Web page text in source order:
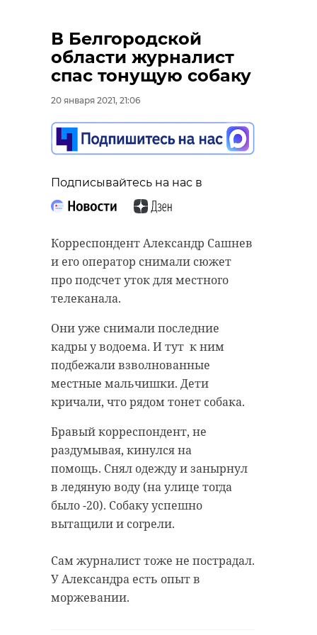
В Белгородской
области журналист
спас тонущую собаку
20 января 2021, 21:06
Подписывайтесь на нас в
Корреспондент Александр Сашнев
и его оператор снимали сюжет
про подсчет уток для местного
телеканала.
Они уже снимали последние
кадры у водоема. И тут к ним
подбежали взволнованные
местные мальчишки. Дети
кричали, что рядом тонет собака.
Бравый корреспондент, не
раздумывая, кинулся на
помощь. Снял одежду и занырнул
в ледяную воду (на улице тогда
было -20). Собаку успешно
вытащили и согрели.
Сам журналист тоже не пострадал.
У Александра есть опыт в
моржевании.